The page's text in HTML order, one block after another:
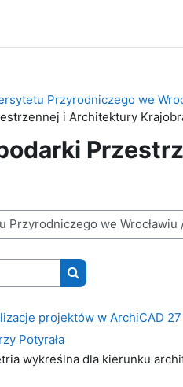
Przyrodniczego we
i Architektury
Wyszukaj kursy
projektów w ArchiCAD
Potyrała
wykreślna dla kierunku